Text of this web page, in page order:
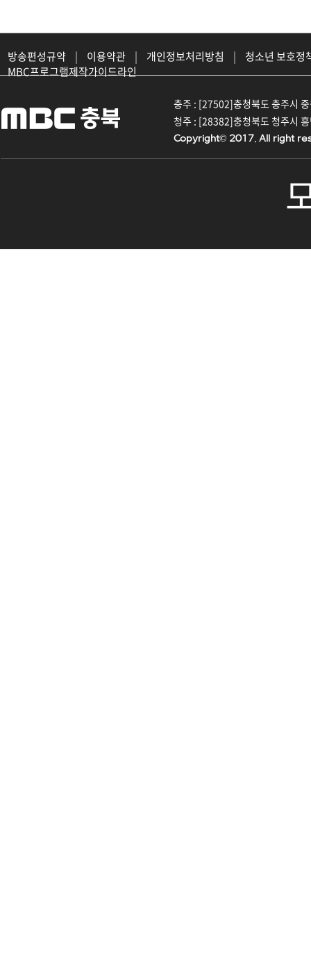
방송편성규약 | 이용약관 | 개인정보처리방침 |
청소년 보호정
MBC프로그램제작가이드라인
충주 : [27502]충청북도 충주시
청주 : [28382]충청북도 청주시
Copyright© 2017. All right